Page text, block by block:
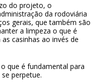
do projeto, o
da rodoviária
gerais, que também são
a limpeza o que é
casinhas ao invés de
que é fundamental para
perpetue.